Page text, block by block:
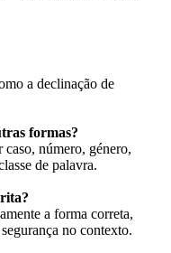
a declinação de
formas?
número, género,
de palavra.
a forma correta,
no contexto.